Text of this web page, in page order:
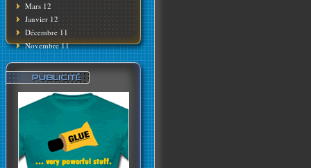
Mars 12
Janvier 12
Décembre 11
Novembre 11